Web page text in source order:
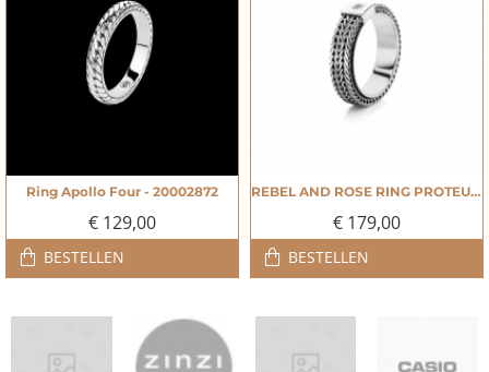
NIEUW
Ring Apollo Four - 20002872
€ 129,00
BESTELLEN
NIEUWREBEL AND ROSE RING PROTEUS ZILVER - 20002882
€ 179,00
BESTELLEN